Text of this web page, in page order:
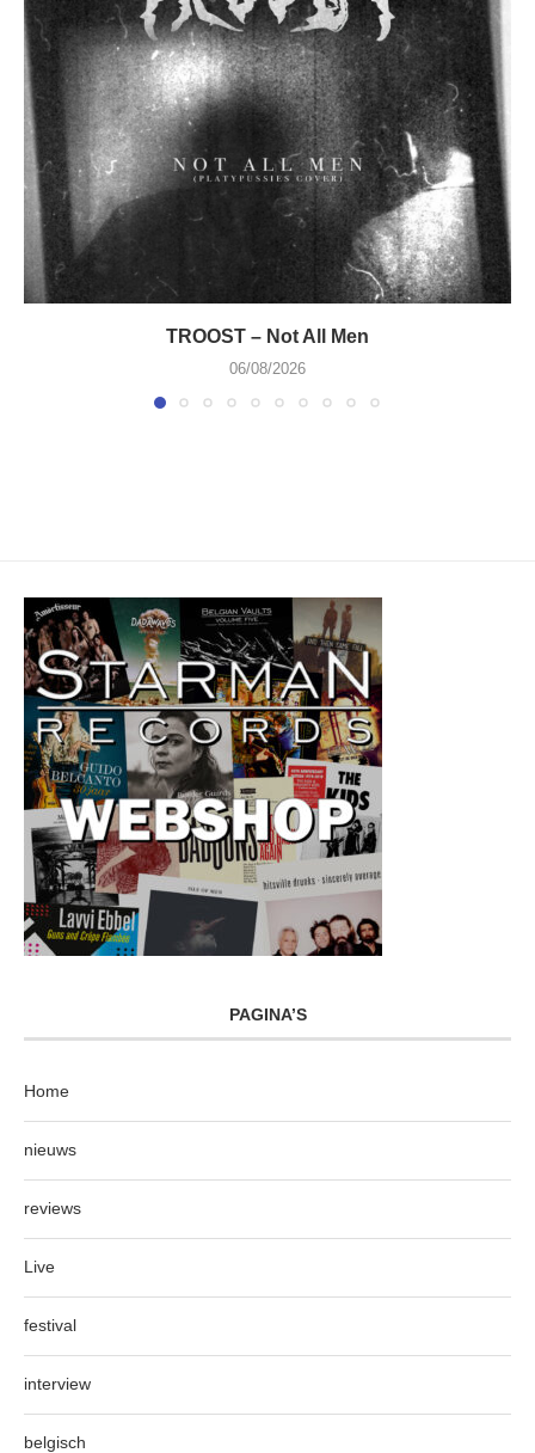
TROOST – Not All Men
06/08/2026
PAGINA’S
Home
nieuws
reviews
Live
festival
interview
belgisch